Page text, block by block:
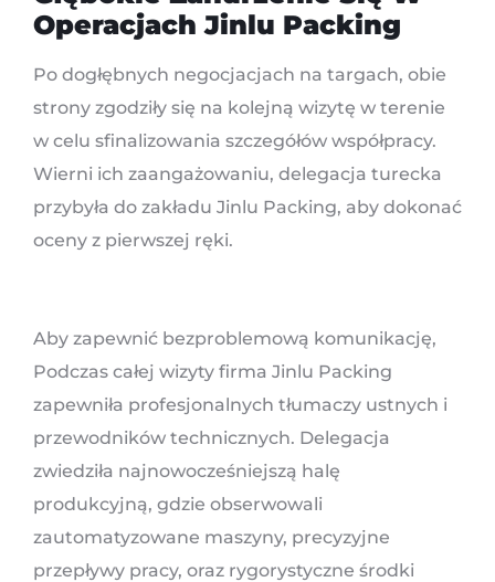
Operacjach Jinlu Packing
Po dogłębnych negocjacjach na targach, obie
strony zgodziły się na kolejną wizytę w terenie
w celu sfinalizowania szczegółów współpracy.
Wierni ich zaangażowaniu, delegacja turecka
przybyła do zakładu Jinlu Packing, aby dokonać
oceny z pierwszej ręki.
Aby zapewnić bezproblemową komunikację,
Podczas całej wizyty firma Jinlu Packing
zapewniła profesjonalnych tłumaczy ustnych i
przewodników technicznych. Delegacja
zwiedziła najnowocześniejszą halę
produkcyjną, gdzie obserwowali
zautomatyzowane maszyny, precyzyjne
przepływy pracy, oraz rygorystyczne środki